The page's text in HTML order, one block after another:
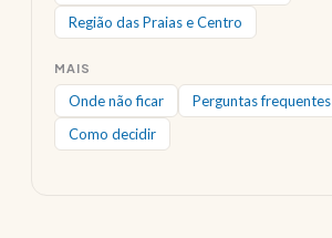
Região das Praias e Centro
MAIS
Onde não ficar
Perguntas frequentes
Como decidir